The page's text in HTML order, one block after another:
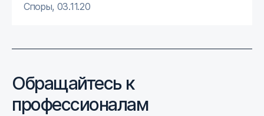
Споры, 03.11.20
Обращайтесь к
профессионалам